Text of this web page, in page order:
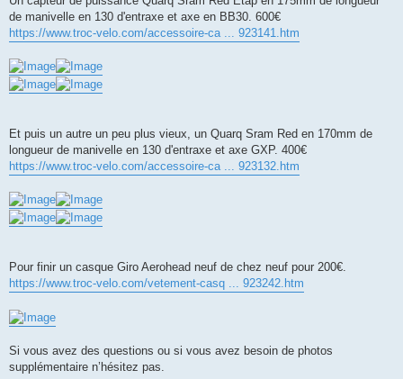
n
l
u
de manivelle en 130 d'entraxe et axe en BB30. 600€
https://www.troc-velo.com/accessoire-ca ... 923141.htm
Et puis un autre un peu plus vieux, un Quarq Sram Red en 170mm de
longueur de manivelle en 130 d'entraxe et axe GXP. 400€
https://www.troc-velo.com/accessoire-ca ... 923132.htm
Pour finir un casque Giro Aerohead neuf de chez neuf pour 200€.
https://www.troc-velo.com/vetement-casq ... 923242.htm
Si vous avez des questions ou si vous avez besoin de photos
supplémentaire n’hésitez pas.